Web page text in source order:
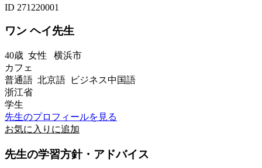
ID 271220001
ワン ヘイ先生
40歳 女性 横浜市
カフェ
普通語 北京語 ビジネス中国語
浙江省
学生
先生のプロフィールを見る
お気に入りに追加
先生の学習方針・アドバイス